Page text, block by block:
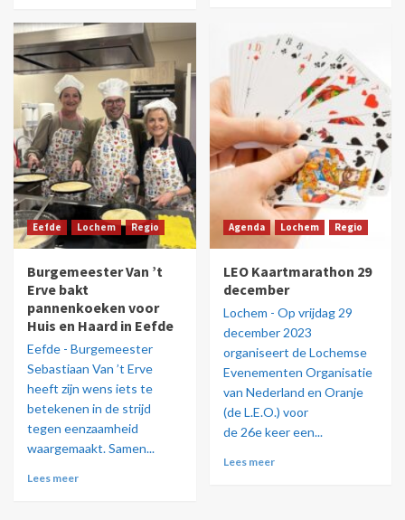
Eefde Lochem Regio
Burgemeester Van ’t
Erve bakt
pannenkoeken voor
Huis en Haard in Eefde
Eefde - Burgemeester
Sebastiaan Van ’t Erve
heeft zijn wens iets te
betekenen in de strijd
tegen eenzaamheid
waargemaakt. Samen...
Lees meer
Agenda Lochem Regio
LEO Kaartmarathon 29
december
Lochem - Op vrijdag 29
december 2023
organiseert de Lochemse
Evenementen Organisatie
van Nederland en Oranje
(de L.E.O.) voor
de 26e keer een...
Lees meer